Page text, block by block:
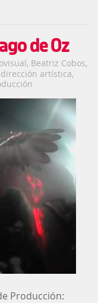
de Oz
, Beatriz Cobos,
dirección artística,
Producción: